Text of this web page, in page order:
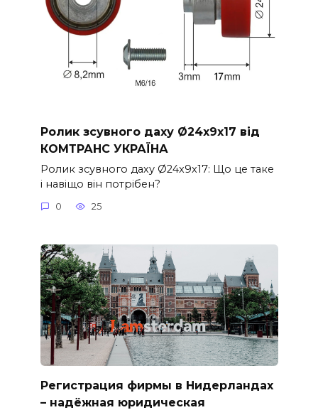
Ролик зсувного даху Ø24x9x17 від
КОМТРАНС УКРАЇНА
Ролик зсувного даху Ø24x9x17: Що це таке
і навіщо він потрібен?
0 25
Регистрация фирмы в Нидерландах
– надёжная юридическая